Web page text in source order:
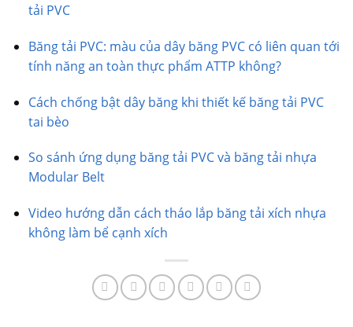
tải PVC
Băng tải PVC: màu của dây băng PVC có liên quan tới
tính năng an toàn thực phẩm ATTP không?
Cách chống bật dây băng khi thiết kế băng tải PVC
tai bèo
So sánh ứng dụng băng tải PVC và băng tải nhựa
Modular Belt
Video hướng dẫn cách tháo lắp băng tải xích nhựa
không làm bể cạnh xích